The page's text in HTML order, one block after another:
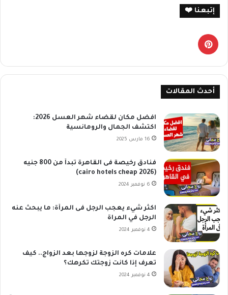
إتبعنا ❤️
بينتيريست
أحدث المقالات
افضل مكان لقضاء شهر العسل 2026:
اكتشف الجمال والرومانسية
16 مارس 2025
فنادق رخيصة فى القاهرة تبدأ من 800 جنيه
(cairo hotels cheap 2026)
6 نوفمبر 2024
اكثر شيء يعجب الرجل فى المرأة: ما يبحث عنه
الرجل في المراة
4 نوفمبر 2024
علامات كره الزوجة لزوجها بعد الزواج.. كيف
تعرف إذا كانت زوجتك تكرهك؟
4 نوفمبر 2024